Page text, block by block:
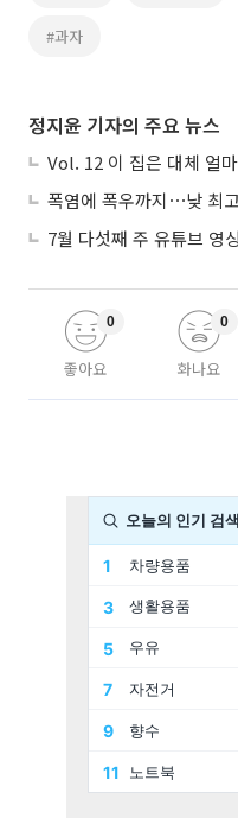
#과자
정지윤 기자의 주요 뉴스
Vol. 12 이 집은 대체 얼
폭염에 폭우까지⋯낮 최
7월 다섯째 주 유튜브 영
좋아요
0
화나요
0